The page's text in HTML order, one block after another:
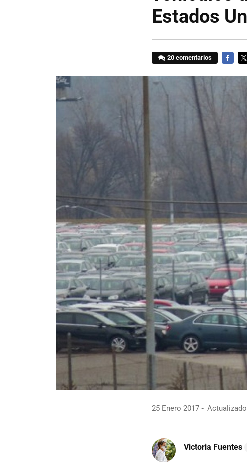
Estados
20 comentarios
25 Enero 2017 Actualizado
Victoria Fuentes